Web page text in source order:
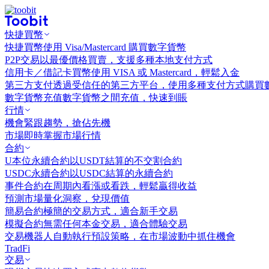
快捷買幣
快捷買幣使用 Visa/Mastercard 購買數字貨幣
P2P交易 以最優價格買賣，支援多種本地支付方式
信用卡／借記卡買幣使用 VISA 或 Mastercard，輕鬆入金
第三方支付透過受信任的第三方平台，使用多種支付方式購買
數字貨幣充值數字貨幣之間充值，快速到賬
行情
機會緊跟趨勢，搶佔先機
市場即時掌握市場行情
合約
U本位永續合約 以USDT結算的不交割合約
USDC永續合約 以USDC結算的永續合約
事件合約在周期內看漲或看跌，輕鬆贏得收益
預測市場量化洞察，兌現價值
簡易合約極簡的交易方式，適合新手交易
模擬合約無需任何本金交易，適合體驗交易
交易機器人 自動執行預設策略，在市場波動中抓住機會
TradFi
交易